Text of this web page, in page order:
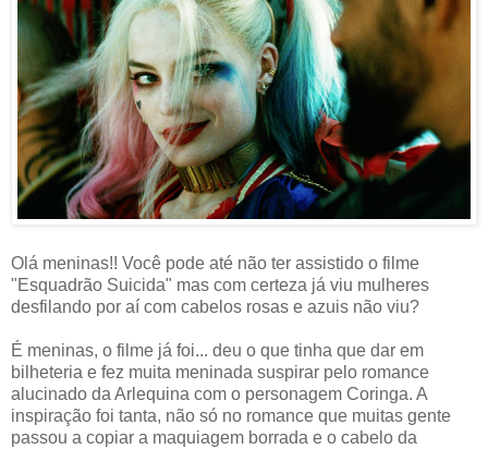
Olá meninas!! Você pode até não ter assistido o filme
"Esquadrão Suicida" mas com certeza já viu mulheres
desfilando por aí com cabelos rosas e azuis não viu?
É meninas, o filme já foi... deu o que tinha que dar em
bilheteria e fez muita meninada suspirar pelo romance
alucinado da Arlequina com o personagem Coringa. A
inspiração foi tanta, não só no romance que muitas gente
passou a copiar a maquiagem borrada e o cabelo da